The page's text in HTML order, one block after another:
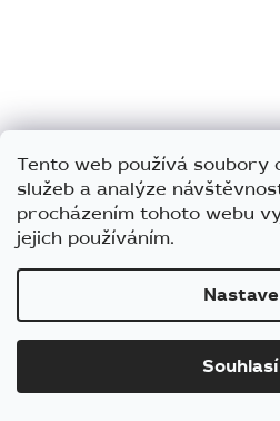
Tento web používá soubory
služeb a analýze
procházením tohoto webu
jejich používáním.
3 715